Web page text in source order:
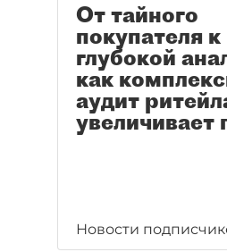
От тайного
покупателя к
глубокой
как
аудит
увеличивает
Новости